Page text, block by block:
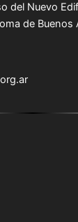
del Nuevo
de Buenos